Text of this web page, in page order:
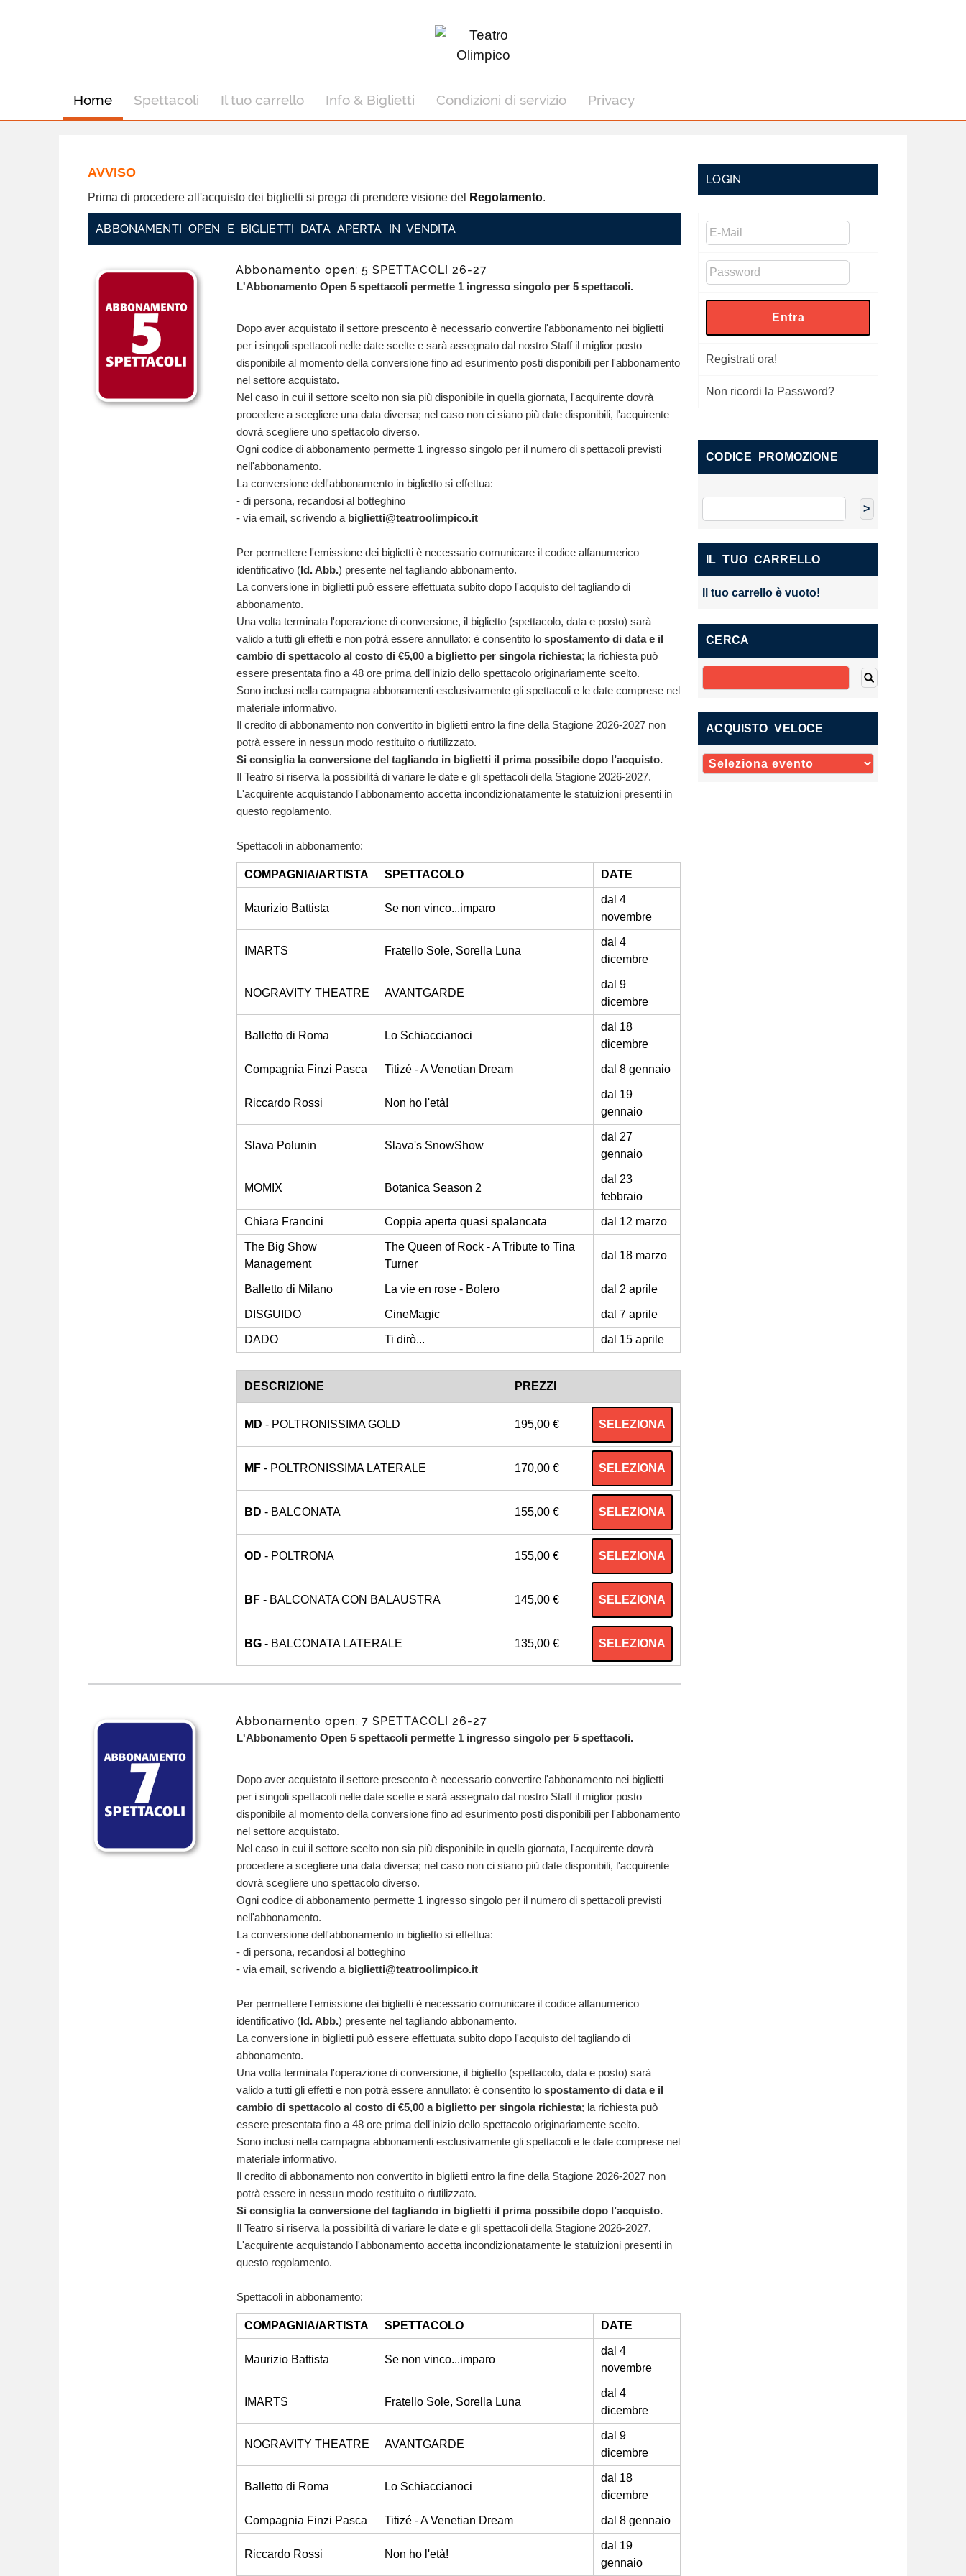
Home Spettacoli Il tuo carrello Info & Biglietti Condizioni di servizio Privacy
AVVISO
Prima di procedere all'acquisto dei biglietti si prega di prendere visione del Regolamento.
ABBONAMENTI OPEN E BIGLIETTI DATA APERTA IN VENDITA
Abbonamento open: 5 SPETTACOLI 26-27
L'Abbonamento Open 5 spettacoli permette 1 ingresso singolo per 5 spettacoli.
Dopo aver acquistato il settore prescento è necessario convertire l'abbonamento nei biglietti
per i singoli spettacoli nelle date scelte e sarà assegnato dal nostro Staff il miglior posto
disponibile al momento della conversione fino ad esurimento posti disponibili per l'abbonamento
nel settore acquistato.
Nel caso in cui il settore scelto non sia più disponibile in quella giornata, l'acquirente dovrà
procedere a scegliere una data diversa; nel caso non ci siano più date disponibili, l'acquirente
dovrà scegliere uno spettacolo diverso.
Ogni codice di abbonamento permette 1 ingresso singolo per il numero di spettacoli previsti
nell'abbonamento.
La conversione dell'abbonamento in biglietto si effettua:
- di persona, recandosi al botteghino
- via email, scrivendo a biglietti@teatroolimpico.it
Per permettere l'emissione dei biglietti è necessario comunicare il codice alfanumerico
identificativo (Id. Abb.) presente nel tagliando abbonamento.
La conversione in biglietti può essere effettuata subito dopo l'acquisto del tagliando di
abbonamento.
Una volta terminata l'operazione di conversione, il biglietto (spettacolo, data e posto) sarà
valido a tutti gli effetti e non potrà essere annullato: è consentito lo spostamento di data e il
cambio di spettacolo al costo di €5,00 a biglietto per singola richiesta; la richiesta può
essere presentata fino a 48 ore prima dell'inizio dello spettacolo originariamente scelto.
Sono inclusi nella campagna abbonamenti esclusivamente gli spettacoli e le date comprese nel
materiale informativo.
Il credito di abbonamento non convertito in biglietti entro la fine della Stagione 2026-2027 non
potrà essere in nessun modo restituito o riutilizzato.
Si consiglia la conversione del tagliando in biglietti il prima possibile dopo l’acquisto.
Il Teatro si riserva la possibilità di variare le date e gli spettacoli della Stagione 2026-2027.
L'acquirente acquistando l'abbonamento accetta incondizionatamente le statuizioni presenti in
questo regolamento.
Spettacoli in abbonamento:
COMPAGNIA/ARTISTA SPETTACOLO DATE
Maurizio Battista Se non vinco...imparo
dal 4
novembre
IMARTS Fratello Sole, Sorella Luna
dal 4
dicembre
NOGRAVITY THEATRE AVANTGARDE
dal 9
dicembre
Balletto di Roma Lo Schiaccianoci
dal 18
dicembre
Compagnia Finzi Pasca Titizé - A Venetian Dream dal 8 gennaio
Riccardo Rossi Non ho l'età!
dal 19
gennaio
Slava Polunin Slava's SnowShow
dal 27
gennaio
MOMIX Botanica Season 2
dal 23
febbraio
Chiara Francini Coppia aperta quasi spalancata dal 12 marzo
The Big Show
Management
The Queen of Rock - A Tribute to Tina
Turner
dal 18 marzo
Balletto di Milano La vie en rose - Bolero dal 2 aprile
DISGUIDO CineMagic dal 7 aprile
DADO Ti dirò... dal 15 aprile
DESCRIZIONE PREZZI
MD - POLTRONISSIMA GOLD 195,00 € SELEZIONA
MF - POLTRONISSIMA LATERALE 170,00 € SELEZIONA
BD - BALCONATA 155,00 € SELEZIONA
OD - POLTRONA 155,00 € SELEZIONA
BF - BALCONATA CON BALAUSTRA 145,00 € SELEZIONA
BG - BALCONATA LATERALE 135,00 € SELEZIONA
Abbonamento open: 7 SPETTACOLI 26-27
L'Abbonamento Open 5 spettacoli permette 1 ingresso singolo per 5 spettacoli.
Dopo aver acquistato il settore prescento è necessario convertire l'abbonamento nei biglietti
per i singoli spettacoli nelle date scelte e sarà assegnato dal nostro Staff il miglior posto
disponibile al momento della conversione fino ad esurimento posti disponibili per l'abbonamento
nel settore acquistato.
Nel caso in cui il settore scelto non sia più disponibile in quella giornata, l'acquirente dovrà
procedere a scegliere una data diversa; nel caso non ci siano più date disponibili, l'acquirente
dovrà scegliere uno spettacolo diverso.
Ogni codice di abbonamento permette 1 ingresso singolo per il numero di spettacoli previsti
nell'abbonamento.
La conversione dell'abbonamento in biglietto si effettua:
- di persona, recandosi al botteghino
- via email, scrivendo a biglietti@teatroolimpico.it
Per permettere l'emissione dei biglietti è necessario comunicare il codice alfanumerico
identificativo (Id. Abb.) presente nel tagliando abbonamento.
La conversione in biglietti può essere effettuata subito dopo l'acquisto del tagliando di
abbonamento.
Una volta terminata l'operazione di conversione, il biglietto (spettacolo, data e posto) sarà
valido a tutti gli effetti e non potrà essere annullato: è consentito lo spostamento di data e il
cambio di spettacolo al costo di €5,00 a biglietto per singola richiesta; la richiesta può
essere presentata fino a 48 ore prima dell'inizio dello spettacolo originariamente scelto.
Sono inclusi nella campagna abbonamenti esclusivamente gli spettacoli e le date comprese nel
materiale informativo.
Il credito di abbonamento non convertito in biglietti entro la fine della Stagione 2026-2027 non
potrà essere in nessun modo restituito o riutilizzato.
Si consiglia la conversione del tagliando in biglietti il prima possibile dopo l’acquisto.
Il Teatro si riserva la possibilità di variare le date e gli spettacoli della Stagione 2026-2027.
L'acquirente acquistando l'abbonamento accetta incondizionatamente le statuizioni presenti in
questo regolamento.
Spettacoli in abbonamento:
COMPAGNIA/ARTISTA SPETTACOLO DATE
Maurizio Battista Se non vinco...imparo
dal 4
novembre
IMARTS Fratello Sole, Sorella Luna
dal 4
dicembre
NOGRAVITY THEATRE AVANTGARDE
dal 9
dicembre
Balletto di Roma Lo Schiaccianoci
dal 18
dicembre
Compagnia Finzi Pasca Titizé - A Venetian Dream dal 8 gennaio
Riccardo Rossi Non ho l'età!
dal 19
gennaio
LOGIN
Registrati ora!
Non ricordi la Password?
CODICE PROMOZIONE
IL TUO CARRELLO
Il tuo carrello è vuoto!
CERCA
ACQUISTO VELOCE